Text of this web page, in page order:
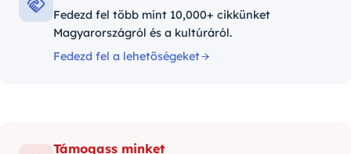
Fedezd fel több mint 10,000+ cikkünket
Magyarországról és a kultúráról.
Fedezd fel a lehetőségeket
Támogass minket